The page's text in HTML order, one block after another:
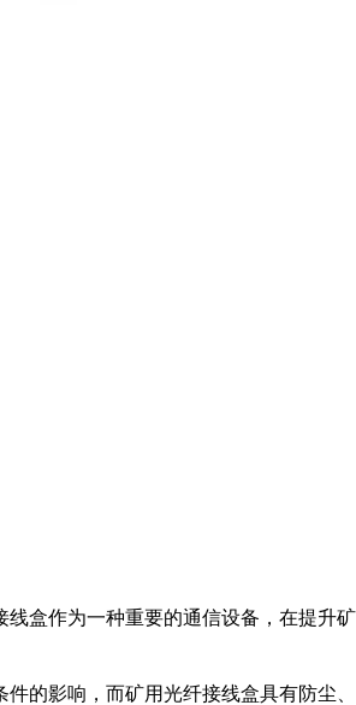
盒作为一种重要的通信设备，在提升矿
的影响，而矿用光纤接线盒具有防尘、